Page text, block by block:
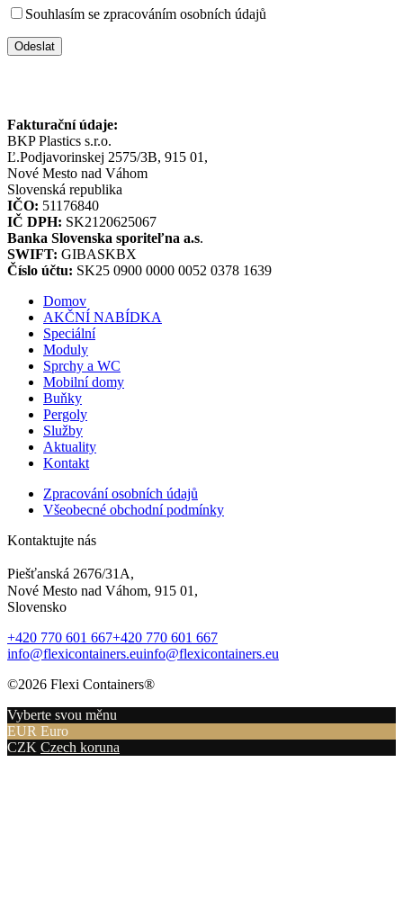
Souhlasím se zpracováním osobních údajů
Fakturační údaje:
BKP Plastics s.r.o.
Ľ.Podjavorinskej 2575/3B, 915 01,
Nové Mesto nad Váhom
Slovenská republika
IČO: 51176840
IČ DPH: SK2120625067
Banka Slovenska sporiteľna a.s.
SWIFT: GIBASKBX
Číslo účtu: SK25 0900 0000 0052 0378 1639
Domov
AKČNÍ NABÍDKA
Speciální
Moduly
Sprchy a WC
Mobilní domy
Buňky
Pergoly
Služby
Aktuality
Kontakt
Zpracování osobních údajů
Všeobecné obchodní podmínky
Kontaktujte nás
Piešťanská 2676/31A,
Nové Mesto nad Váhom, 915 01,
Slovensko
+420 770 601 667+420 770 601 667
info@flexicontainers.euinfo@flexicontainers.eu
©2026 Flexi Containers®
Vyberte svou měnu
EUR Euro
CZK Czech koruna